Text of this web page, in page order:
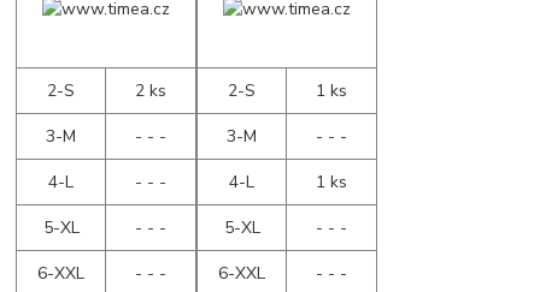
2-S
2 ks
3-M
- - -
4-L
- - -
5-XL
- - -
6-XXL
- - -
2-S
1 ks
3-M
- - -
4-L
1 ks
5-XL
- - -
6-XXL
- - -